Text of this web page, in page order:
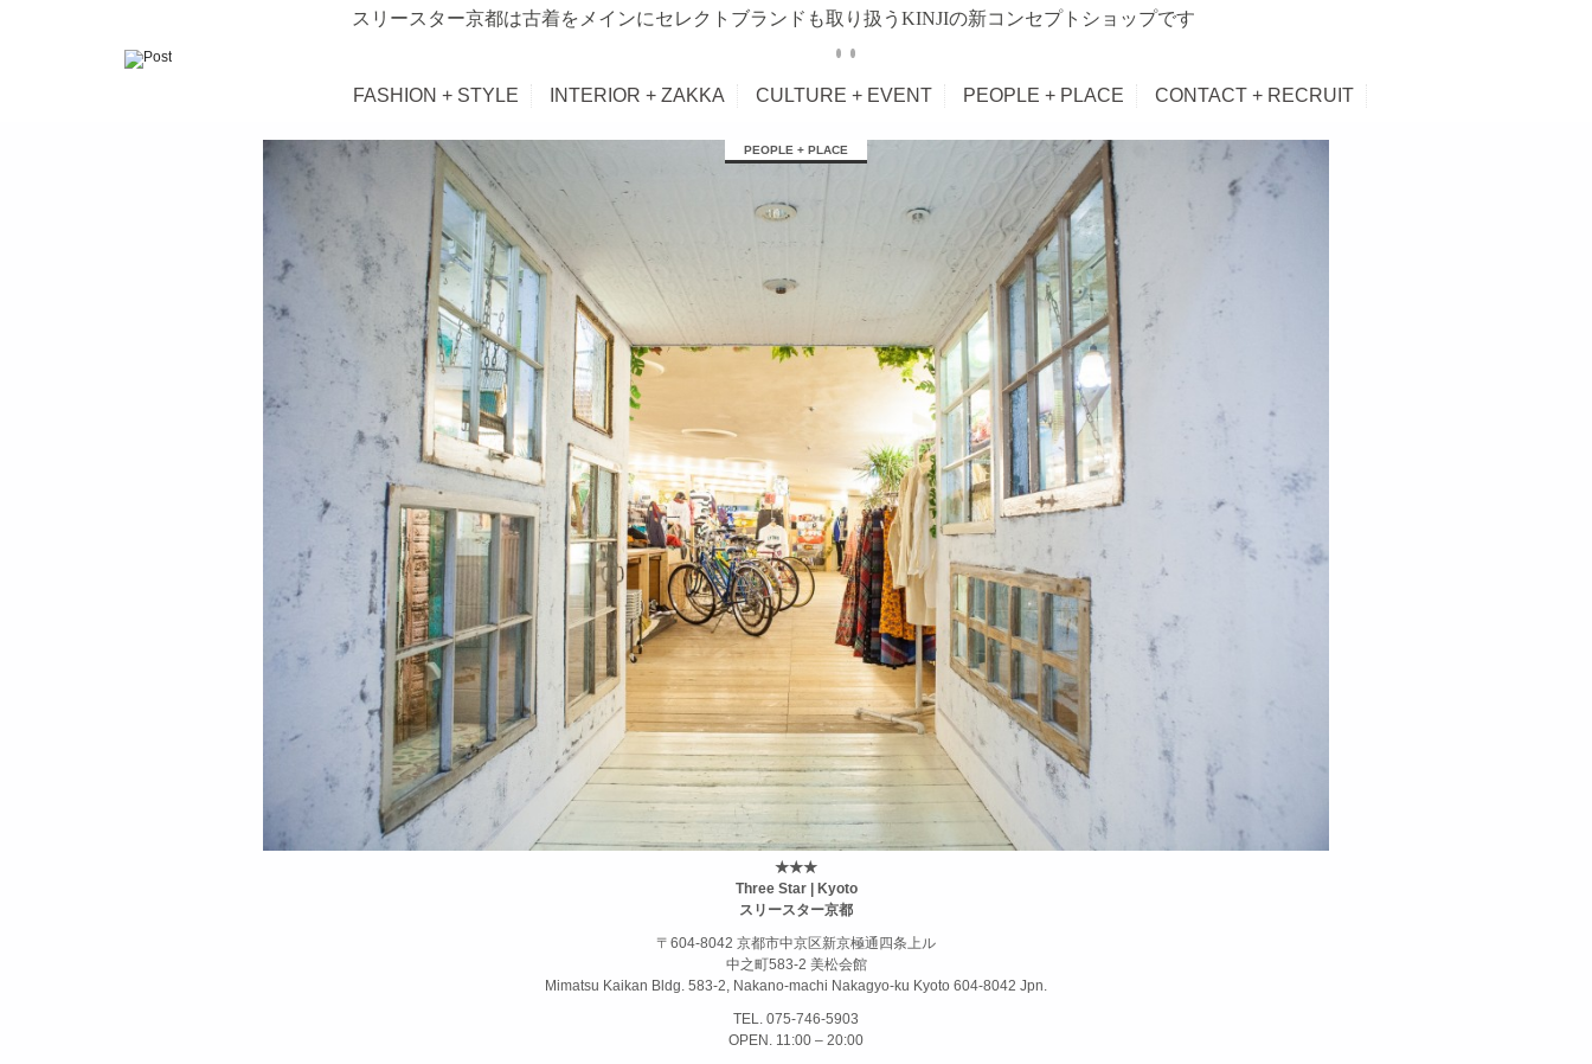
スリースター京都は古着をメインにセレクトブランドも取り扱うKINJIの新コンセプトショップです
FASHION + STYLE INTERIOR + ZAKKA CULTURE + EVENT PEOPLE + PLACE CONTACT + RECRUIT
PEOPLE + PLACE
★★★
Three Star | Kyoto
スリースター京都
〒604-8042 京都市中京区新京極通四条上ル
中之町583-2 美松会館
Mimatsu Kaikan Bldg. 583-2, Nakano-machi Nakagyo-ku Kyoto 604-8042 Jpn.
TEL. 075-746-5903
OPEN. 11:00 – 20:00